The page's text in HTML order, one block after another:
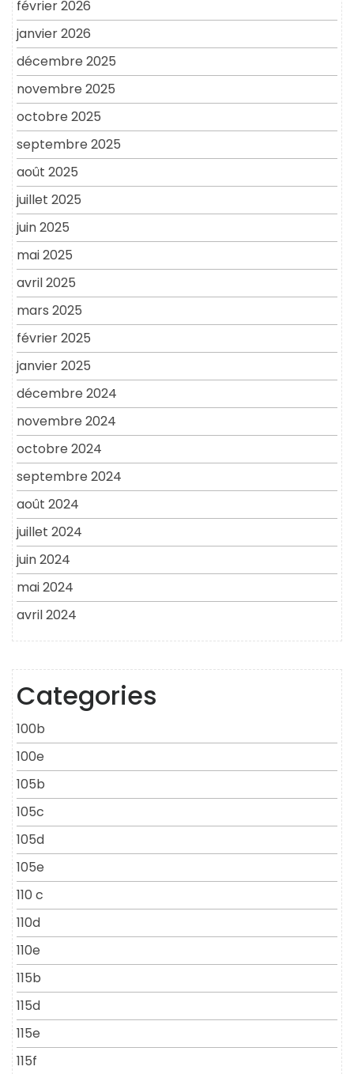
février 2026
janvier 2026
décembre 2025
novembre 2025
octobre 2025
septembre 2025
août 2025
juillet 2025
juin 2025
mai 2025
avril 2025
mars 2025
février 2025
janvier 2025
décembre 2024
novembre 2024
octobre 2024
septembre 2024
août 2024
juillet 2024
juin 2024
mai 2024
avril 2024
Categories
100b
100e
105b
105c
105d
105e
110 c
110d
110e
115b
115d
115e
115f